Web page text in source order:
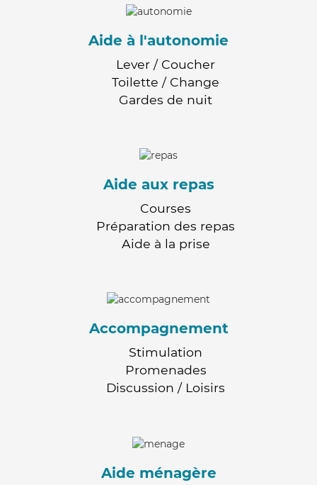
Aide à l'autonomie
Lever / Coucher
Toilette / Change
Gardes de nuit
Aide aux repas
Courses
Préparation des repas
Aide à la prise
Accompagnement
Stimulation
Promenades
Discussion / Loisirs
Aide ménagère